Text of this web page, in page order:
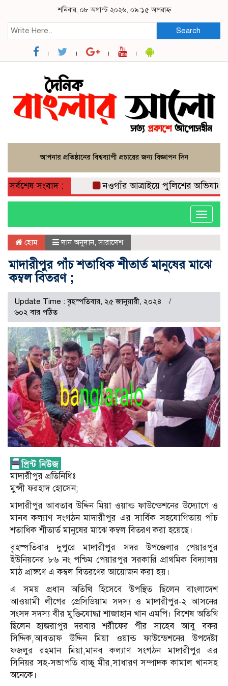
শনিবার, ০৮ অগাস্ট ২০২৬, ০৯:১৫ অপরাহ্ন
Search
সর্বশেষ সংবাদ : নওগাঁর আত্রাইয়ে পুলিশের অভিযানে ৫ জন
Toggle
হোম দান অনুদান,সারাদেশ
মাদারীপুর পাঁচ শতাধিক শীতার্ত মানুষের মাঝে
কম্বল বিতরণ ;
Update Time : বৃহস্পতিবার, ২৫ জানুয়ারী, ২০২৪
৬০২ বার পঠিত
মাদারীপুর প্রতিনিধিঃ
মুন্সী ফরহাদ হোসেন;
মাদারীপুর আবতাব উদ্দিন মিয়া ওয়াল্ড ফাউন্ডেশনের উদ্যোগে ও
মানব কল্যাণ সংগঠন মাদারীপুর এর সার্বিক সহযোগিতায় পাঁচ
শতাধিক শীতার্ত মানুষের মাঝে কম্বল বিতরণ করা হয়েছে।
বৃহস্পতিবার দুপুরে মাদারীপুর সদর উপজেলার পেয়ারপুর
ইউনিয়নের ৮৬ নং পশ্চিম পেয়ারপুর সরকারি প্রাথমিক বিদ্যালয়
মাঠ প্রাঙ্গণে এ কম্বল বিতরণের আয়োজন করা হয়।
এ সময় প্রধান অতিথি হিসেবে উপস্থিত ছিলেন বাংলাদেশ
আওয়ামী লীগের প্রেসিডিয়াম সদস্য ও মাদারীপুর-২ আসনের
সংসদ সদস্য বীর মুক্তিযোদ্ধা শাজাহান খান এমপি। বিশেষ অতিথি
ছিলেন হাজরাপুর দরবার শরীফের পীর সাহেব আবু বকর
সিদ্দিক,আবতাফ উদ্দিন মিয়া ওয়াল্ড ফাউন্ডেশনের উপদেষ্টা
ফজলুর রহমান মিয়া,মানব কল্যাণ সংগঠন মাদারীপুর এর
সিনিয়র সহ-সভাপতি বাচ্চু মীর,সাধারণ সম্পাদক কামাল খানসহ
অনেকে।